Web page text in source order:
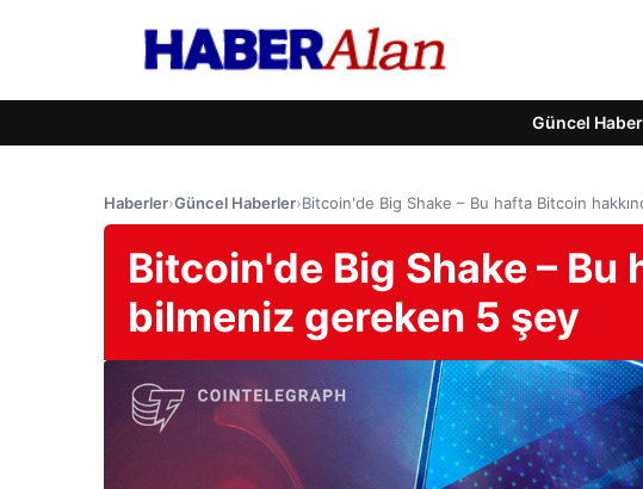
Güncel
Haberler›Güncel Haberler›Bitcoin'de Big Shake – Bu hafta Bitcoin
Bitcoin'de Big Shake – Bu
bilmeniz gereken 5 şey